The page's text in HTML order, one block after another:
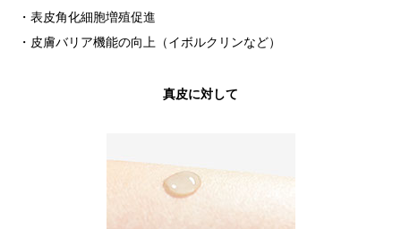
・表皮角化細胞増殖促進
・皮膚バリア機能の向上（イボルクリンなど）
真皮に対して